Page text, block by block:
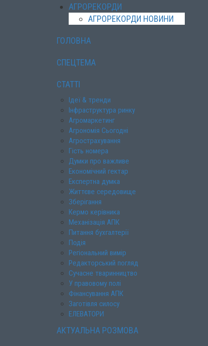
АГРОРЕКОРДИ
АГРОРЕКОРДИ НОВИНИ
ГОЛОВНА
СПЕЦТЕМА
СТАТТІ
Ідеї & тренди
Інфраструктура ринку
Агромаркетинг
Агрономія Сьогодні
Агрострахування
Гість номера
Думки про важливе
Економічний гектар
Експертна думка
Життєве середовище
Зберігання
Кермо керівника
Механізація АПК
Питання бухгалтерії
Подія
Регіональний вимір
Редакторський погляд
Сучасне тваринництво
У правовому полі
Фінансування АПК
Заготівля силосу
ЕЛЕВАТОРИ
АКТУАЛЬНА РОЗМОВА